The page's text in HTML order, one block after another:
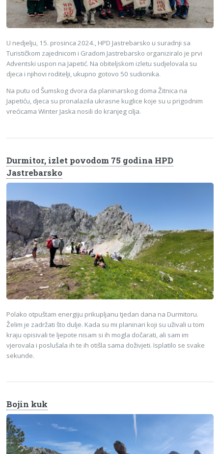
U nedjelju, 15. prosinca 2024., HPD Jastrebarsko u suradnji sa
Turističkom zajednicom i Gradom Jastrebarsko organiziralo je prvi
Adventski uspon na Japetić. Na obiteljskom izletu sudjelovala su
djeca i njihovi roditelji, ukupno gotovo 50 sudionika.
Na putu od Šumskog dvora da planinarskog doma Žitnica na
Japetiću, djeca su pronalazila ukrasne kuglice koje su u prigodnim
vrećicama Winter Jaska nosili do kranjeg cilja.
Durmitor, izlet povodom 75 godina HPD
Jastrebarsko
Polako otpuštam energiju prikupljanu tjedan dana na Durmitoru.
Želim je zadržati što dulje. Kada su mi planinari koji su uživali u tom
kraju opisivali te ljepote nisam si ih mogla dočarati, ali sam im
vjerovala i poslušala ih te ih otišla sama doživjeti. Isplatilo se svake
sekunde.
Bojin kuk